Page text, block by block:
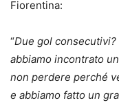
Fiorentina:
“Due gol
abbiamo incontrato
non perdere perché
e abbiamo fatto un